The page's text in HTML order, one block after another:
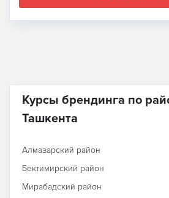
Курсы брендинга по
Ташкента
Алмазарский район
Бектимирский район
Мирабадский район